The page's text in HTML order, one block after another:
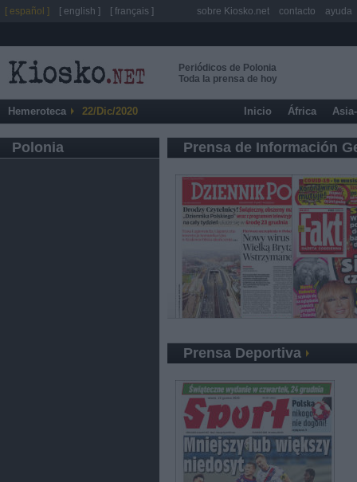
Periódicos de Polonia
Toda la prensa de hoy
Hemeroteca 22/Dic/2020 Inicio África
Polonia Prensa de Información
Prensa Deportiva
[ español ] [ english ] [ français ] sobre Kiosko.net contacto ayuda